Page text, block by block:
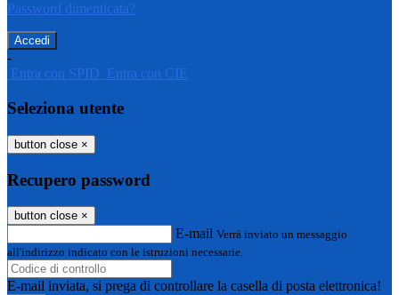
Password dimenticata?
-
Entra con SPID Entra con CIE
Seleziona utente
button close ×
Recupero password
button close ×
E-mail Verrà inviato un messaggio
all'indirizzo indicato con le istruzioni necessarie.
E-mail inviata, si prega di controllare la casella di posta elettronica!